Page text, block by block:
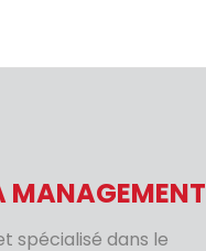
MANAGEMENT
spécialisé dans le